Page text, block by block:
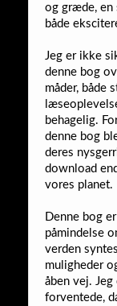
og græde, en
både
Jeg er ikke
denne bog
måder, både
behagelig.
denne bog
deres
download
vores planet.
Denne bog
påmindelse
verden
muligheder
åben vej.
forventede,